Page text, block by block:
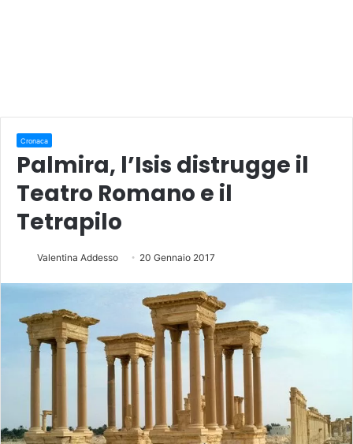
Cronaca
Palmira, l’Isis distrugge il
Teatro Romano e il
Tetrapilo
Valentina Addesso 20 Gennaio 2017